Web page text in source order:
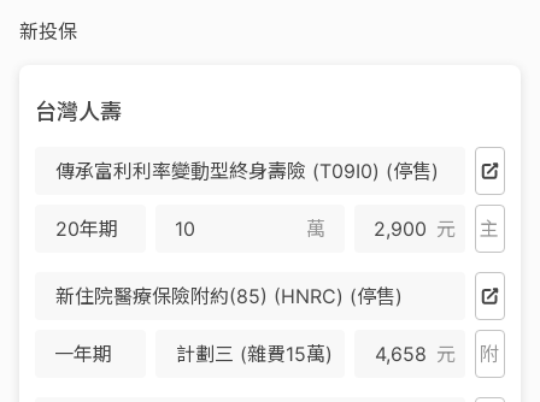
新投保
台灣人壽
傳承富利利率變動型終身壽險 (T09I0) (停售)
20年期 萬 2,900 元 主
新住院醫療保險附約(85) (HNRC) (停售)
一年期 計劃三 (雜費15萬) 4,658 元 附